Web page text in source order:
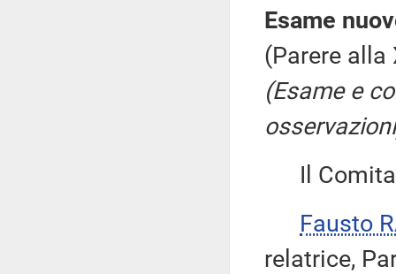
Esame
(Parere alla
(Esame e
Il
Fausto
relatrice,